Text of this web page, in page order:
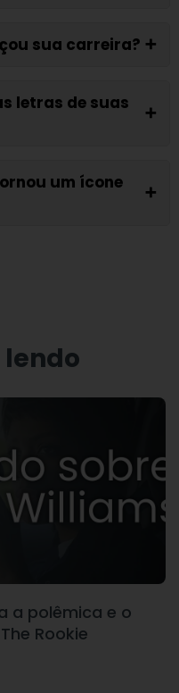
sua carreira? ➕
letras de suas
➕
um ícone
➕
a polêmica e o
Rookie